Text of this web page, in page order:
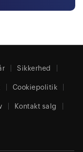
Sikkerhed
Cookiepolitik
Kontakt salg